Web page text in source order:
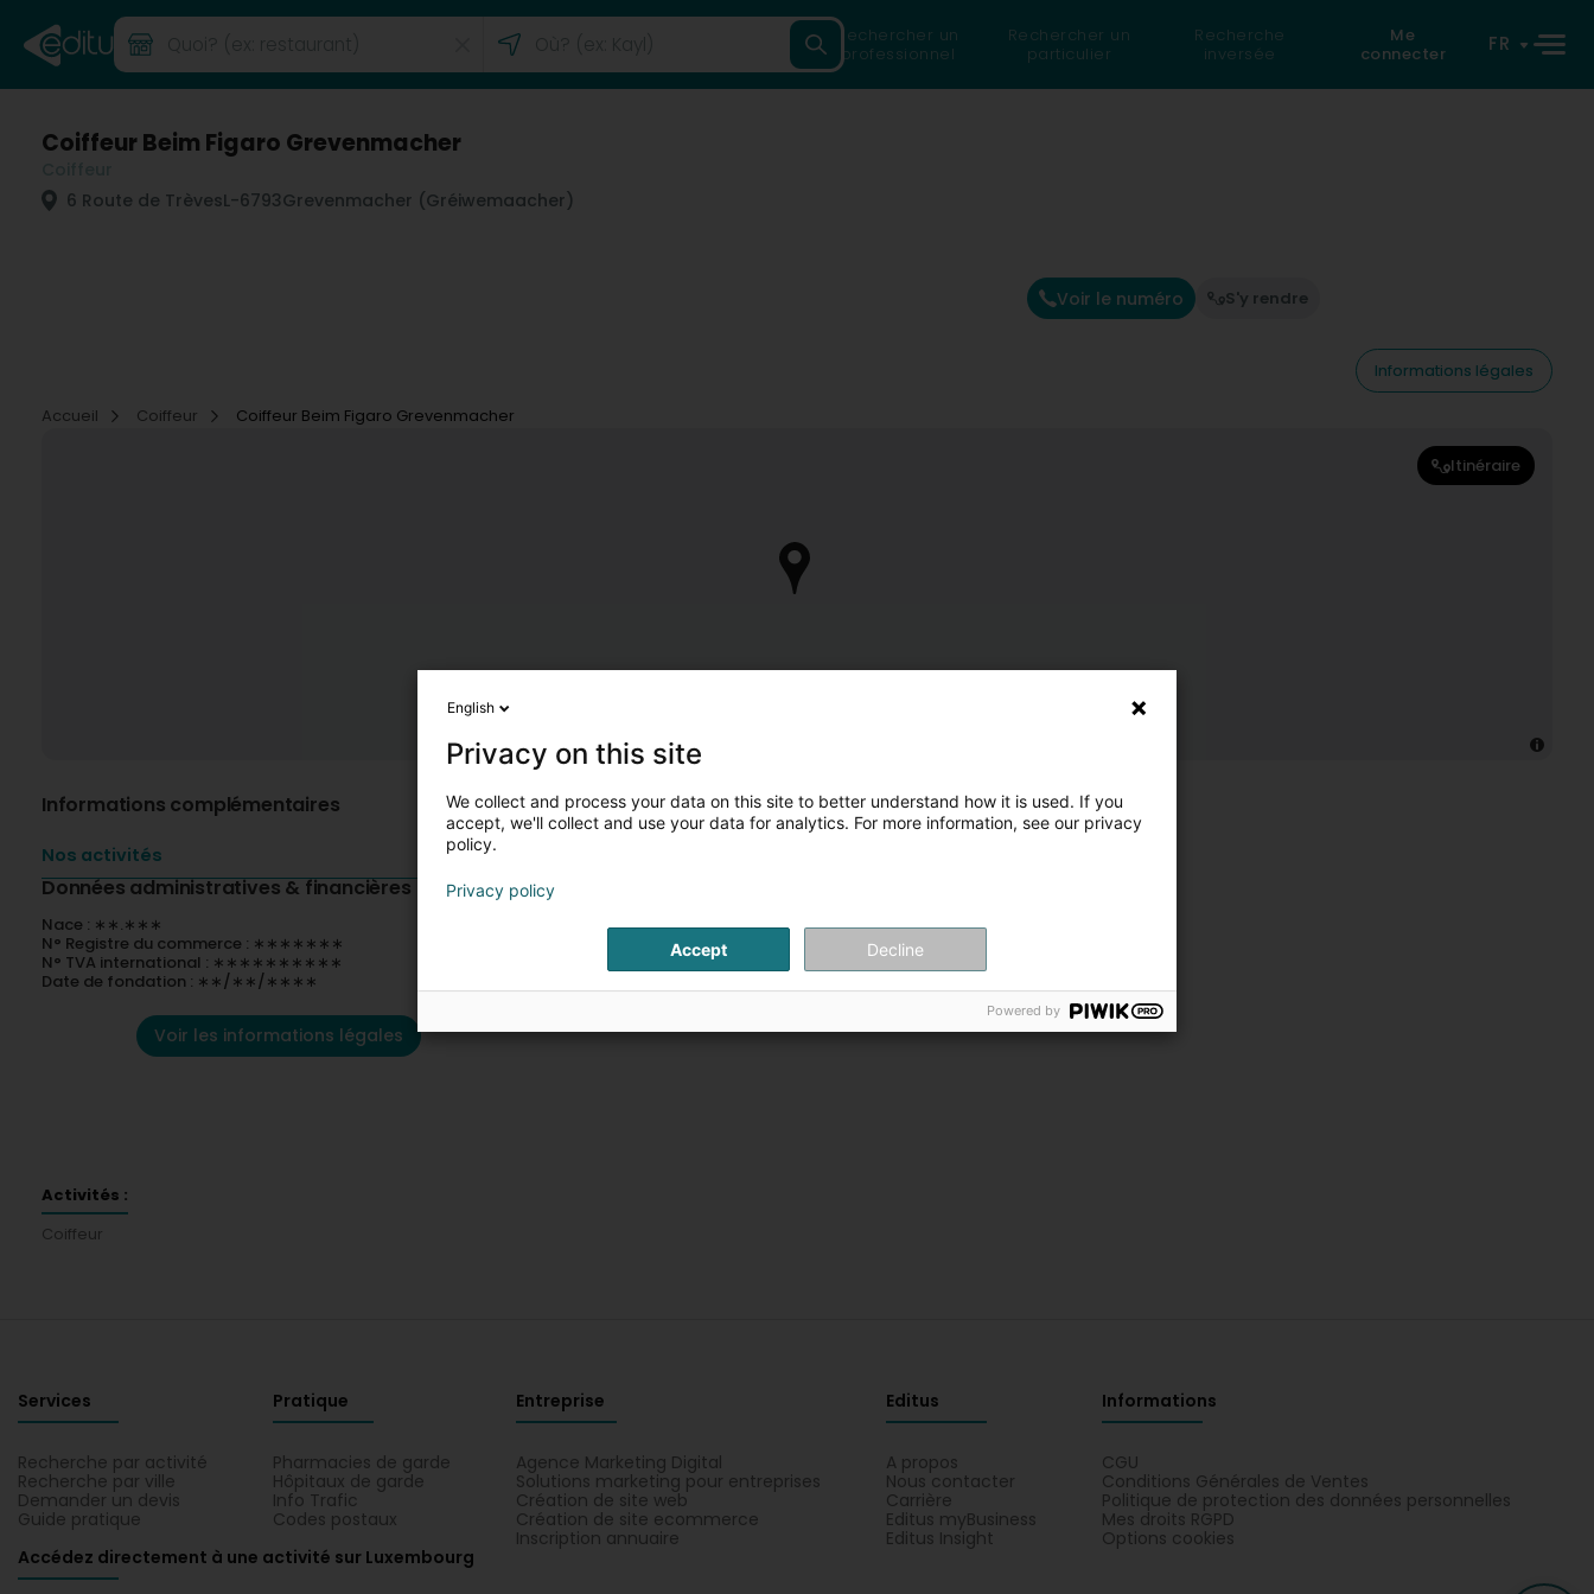
Rechercher un
professionnel
Rechercher un
particulier
Recherche
inversée
Me
connecter
FR
Coiffeur Beim Figaro Grevenmacher
6 Route de TrèvesL-6793Grevenmacher (Gréiwemaacher)
Voir le numéro S'y rendre
Informations légales
Accueil
Coiffeur Coiffeur Beim Figaro Grevenmacher
Itinéraire
Informations complémentaires
Nos activités
Données administratives & financières
Nace : ∗∗.∗∗∗
N° Registre du commerce : ∗∗∗∗∗∗∗
N° TVA international : ∗∗∗∗∗∗∗∗∗∗
Date de fondation : ∗∗/∗∗/∗∗∗∗
Voir les informations légales
Activités :
Coiffeur
Services
Recherche par activité
Recherche par ville
Demander un devis
Guide pratique
Pratique
Pharmacies de garde
Hôpitaux de garde
Info Trafic
Codes postaux
Entreprise
Agence Marketing Digital
Solutions marketing pour entreprises
Création de site web
Création de site ecommerce
Inscription annuaire
Editus
A propos
Nous contacter
Carrière
Editus myBusiness
Editus Insight
Informations
CGU
Conditions Générales de Ventes
Politique de protection des données personnelles
Mes droits RGPD
Options cookies
Accédez directement à une activité sur Luxembourg
English
Privacy on this site
We collect and process your data on this site to better understand how it is used. If you
accept, we'll collect and use your data for analytics. For more information, see our privacy
policy.
Privacy policy
Accept Decline
Powered by